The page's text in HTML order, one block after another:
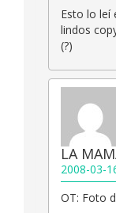
Esto lo leí
lindos
(?)
LA
2008-03-
OT: Foto